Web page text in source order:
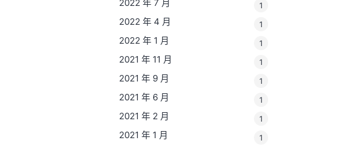
2022 年 7 月 1
2022 年 4 月 1
2022 年 1 月 1
2021 年 11 月 1
2021 年 9 月 1
2021 年 6 月 1
2021 年 2 月 1
2021 年 1 月 1